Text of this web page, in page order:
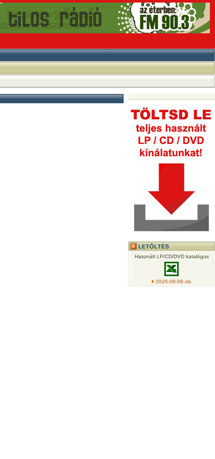
Használt LP/CD/DVD katalógus
2026-08-08.xls